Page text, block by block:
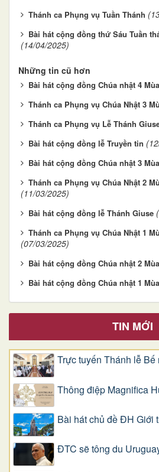
Thánh ca Phụng vụ Tuần Thánh
Bài hát cộng đồng thứ Sáu Tuần
(14/04/2025)
Những tin cũ hơn
Bài hát cộng đồng Chúa nhật 4
Thánh ca Phụng vụ Chúa Nhật 3
Thánh ca Phụng vụ Lễ Thánh
Bài hát cộng đồng lễ Truyền tin
Bài hát cộng đồng Chúa nhật 3
Thánh ca Phụng vụ Chúa Nhật 2
(11/03/2025)
Bài hát cộng đồng lễ Thánh Giuse
Thánh ca Phụng vụ Chúa Nhật 1
(07/03/2025)
Bài hát cộng đồng Chúa nhật 2
Bài hát cộng đồng Chúa nhật 1
TIN MỚI
Trực tuyến Thánh lễ
Thông điệp Magnifica
Bài hát chủ đề ĐH Giới
ĐTC sẽ tông du